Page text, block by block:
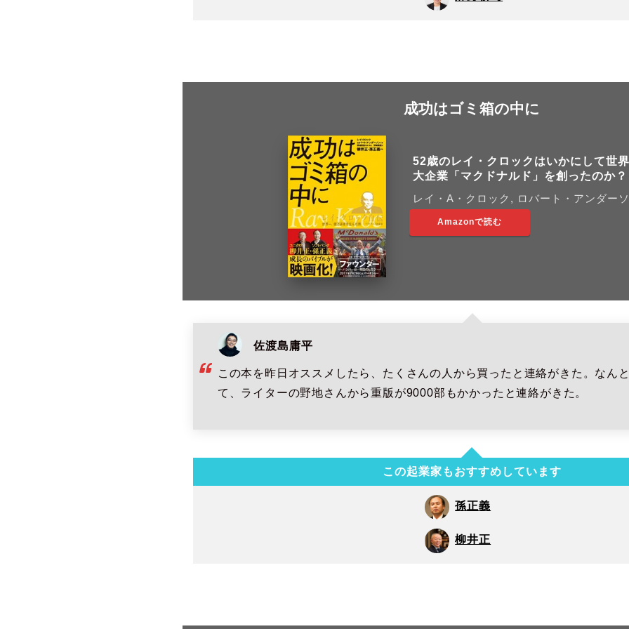
成功はゴミ箱の中に
52歳のレイ・クロックはいかにして世
大企業「マクドナルド」を創ったのか？
レイ・A・クロック, ロバート・アンダー
Amazonで読む
佐渡島庸平
この本を昨日オススメしたら、たくさんの人から買ったと連絡がきた。なん
て、ライターの野地さんから重版が9000部もかかったと連絡がきた。
この起業家もおすすめしています
孫正義
柳井正